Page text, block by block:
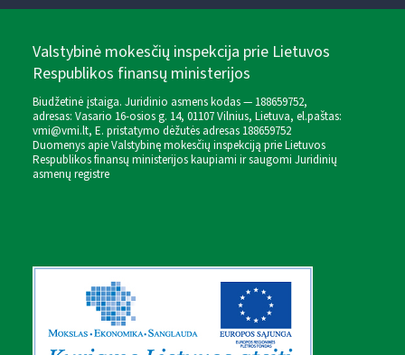
Valstybinė mokesčių inspekcija prie Lietuvos
Respublikos finansų ministerijos
Biudžetinė įstaiga. Juridinio asmens kodas — 188659752,
adresas: Vasario 16-osios g. 14, 01107 Vilnius, Lietuva, el.paštas:
vmi@vmi.lt, E. pristatymo dėžutės adresas 188659752
Duomenys apie Valstybinę mokesčių inspekciją prie Lietuvos
Respublikos finansų ministerijos kaupiami ir saugomi Juridinių
asmenų registre